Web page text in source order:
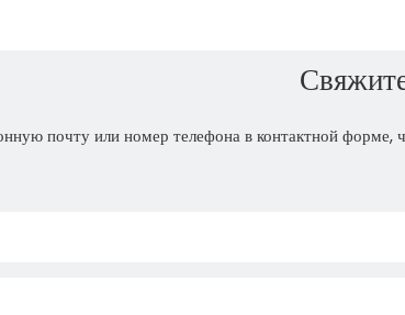
почту или номер телефона в контактной